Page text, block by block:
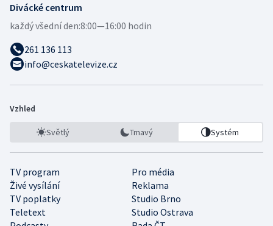
Divácké centrum
každý všední den:8:00—16:00 hodin
261 136 113
info@ceskatelevize.cz
Vzhled
Světlý Tmavý Systém
TV program
Pro média
Živé vysílání
Reklama
TV poplatky
Studio Brno
Teletext
Studio Ostrava